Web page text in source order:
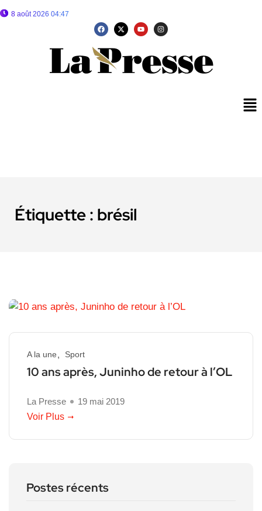
8 août 2026 04:47
Étiquette : brésil
A la une Sport
10 ans après, Juninho de retour à l’OL
La Presse
19 mai 2019
Voir Plus
Postes récents